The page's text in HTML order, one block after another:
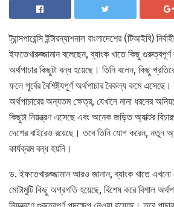
ট্রান্সপারেন্সি ইন্টারন্যাশনাল বাংলাদেশের (টিআইবি)
ইফতেখারুজ্জামান বলেছেন, ব্যাংক খাতে কিছু গুরুত্বপূর্ণ
অর্থপাচার কিছুটা বন্ধ হয়েছে। তিনি বলেন, কিছু
ফলে পূর্বের বৈশিষ্ট্যপূর্ণ অর্থপাচার বৈকল্য কমে
অর্থপাচারের অন্যতম ক্ষেত্র, যেখানে নানা ধরনের
কিছুটা নিয়ন্ত্রণ এসেছে এবং অনেক জড়িত অ্যাক্টর
দেশের বাইরেও রয়েছে। তবে তিনি যোগ করেন, নতুন
কার্যক্রম বন্ধ হয়নি।
ড. ইফতেখারুজ্জামান আরও জানান, ব্যাংক খাতে এখনো
মোটামুটি কিছু অগ্রগতি হয়েছে, বিশেষ করে বিশাল